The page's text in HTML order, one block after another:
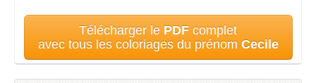
Télécharger le PDF complet
avec tous les coloriages du prénom Cecile